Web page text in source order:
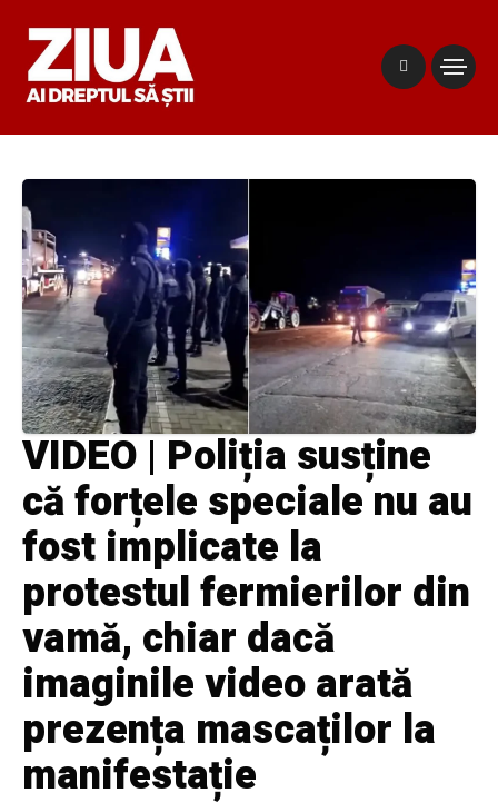
VIDEO | Poliția susține
că forțele speciale nu au
fost implicate la
protestul fermierilor din
vamă, chiar dacă
imaginile video arată
prezența mascaților la
manifestație